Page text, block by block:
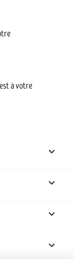
à votre



keyboard_arrow_down